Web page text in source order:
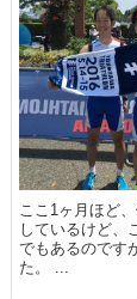
ここ1ヶ月ほど
しているけど、
でもあるのです
た。 ...